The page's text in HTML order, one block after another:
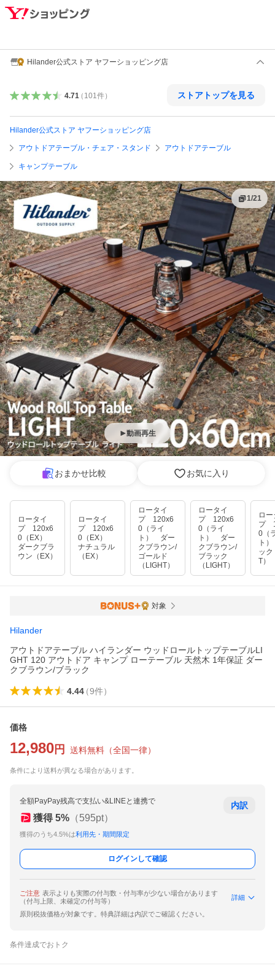
Hilander公式ストア ヤフーショッピング店
4.71（ 101件） ストアトップを見る
Hilander公式ストア ヤフーショッピング店
アウトドアテーブル・チェア・スタンド アウトドアテーブル
キャンプテーブル
動画再生
1/21
おまかせ比較 お気に入り
ロータイ
プ 120x6
0（EX）
ダークブラ
ウン（EX）
ロータイ
プ 120x6
0（EX）
ナチュラル
（EX）
ロータイ
プ 120x6
0（ライ
ト） ダー
クブラウン/
ゴールド
（LIGHT）
ロータイ
プ 120x6
0（ライ
ト） ダー
クブラウン/
ブラック
（LIGHT）
ロ
プ
0（
ト
ッ
T）
対象
Hilander
アウトドアテーブル ハイランダー ウッドロールトップテーブルLI
GHT 120 アウトドア キャンプ ローテーブル 天然木 1年保証 ダー
クブラウン/ブラック
4.44（9件）
価格
12,980 円 送料無料 （全国一律）
条件により送料が異なる場合があります。
全額PayPay残高で支払い&LINEと連携で
獲得 5% （595pt）
獲得のうち4.5%は利用先・期間限定
内訳
ログインして確認
ご注意 表示よりも実際の付与数・付与率が少ない場合があります
（付与上限、未確定の付与等）
詳細
原則税抜価格が対象です。特典詳細は内訳でご確認ください。
条件達成でおトク